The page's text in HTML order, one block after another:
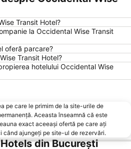
Casa Presei Libere
Parcul Herăstrău
Tei
Cheile Dâmbovicioarei
Piața Unirii
Arcul de Triumf
Bucureştii Noi
Griviţa
Transit Hotel?
la Occidental Wise Transit
oferă parcare?
Transit Hotel?
hotelului Occidental Wise
pe care le primim de la site-urile de
Aceasta înseamnă că este
exact aceeași ofertă pe care ați
ajungeți pe site-ul de rezervări.
din București